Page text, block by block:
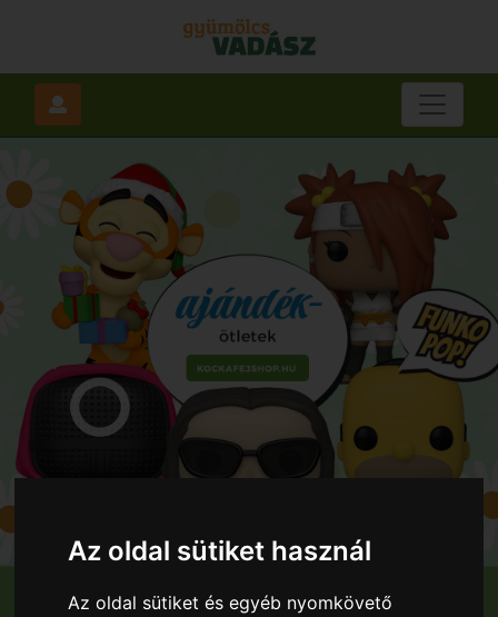
Az oldal sütiket használ
Az oldal sütiket és egyéb nyomkövető